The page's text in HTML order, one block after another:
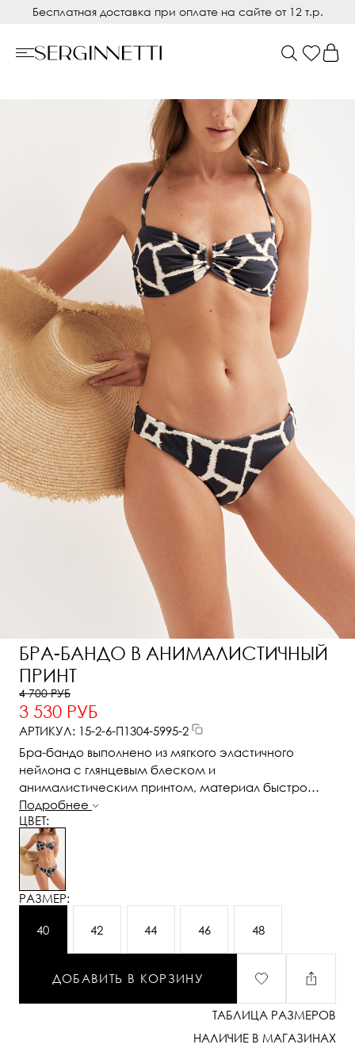
Бесплатная доставка при оплате на сайте от 12 т.р.
БРА-БАНДО В АНИМАЛИСТИЧНЫЙ
ПРИНТ
4 700 РУБ
3 530 РУБ
АРТИКУЛ: 15-2-6-П1304-5995-2
Бра-бандо выполнено из мягкого эластичного
нейлона с глянцевым блеском и
анималистическим принтом, материал быстро
сохнет, не вытягивается при намокании и устойчив к
выгоранию на солнце, надолго сохраняя
насыщенность цвета, модель застёгивается на
спинке на металлическую застёжку, спереди
расположен металлический аксессуар в форме
подковы, бретель-завязка фиксируется на шее и
помогает регулировать посадку, чашечки
дополнены тонкой эластичной подкладкой и
посадки
Подробнее
ЦВЕТ:
РАЗМЕР:
40 42 44 46 48
ДОБАВИТЬ В КОРЗИНУ
ТАБЛИЦА РАЗМЕРОВ
НАЛИЧИЕ В МАГАЗИНАХ